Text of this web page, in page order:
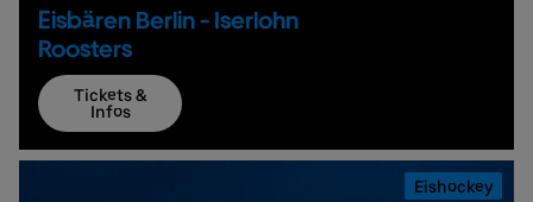
Eisbären Berlin - Iserlohn
Roosters
Tickets &
Infos
Eishockey